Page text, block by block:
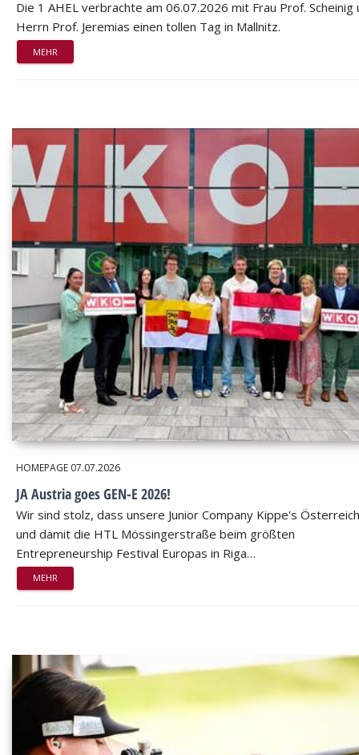
Die 1 AHEL verbrachte am 06.07.2026 mit Frau Prof. Scheinig
Herrn Prof. Jeremias einen tollen Tag in Mallnitz.
MEHR
HOMEPAGE 07.07.2026
JA Austria goes GEN-E 2026!
Wir sind stolz, dass unsere Junior Company Kippe's Österreich
und damit die HTL Mössingerstraße beim größten
Entrepreneurship Festival Europas in Riga…
MEHR